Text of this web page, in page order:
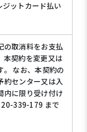
ットカード払い
の取消料をお支払
本契約を変更又は
。 なお、本契約の
約センター又は入
内に限り受け付け
339-179 まで